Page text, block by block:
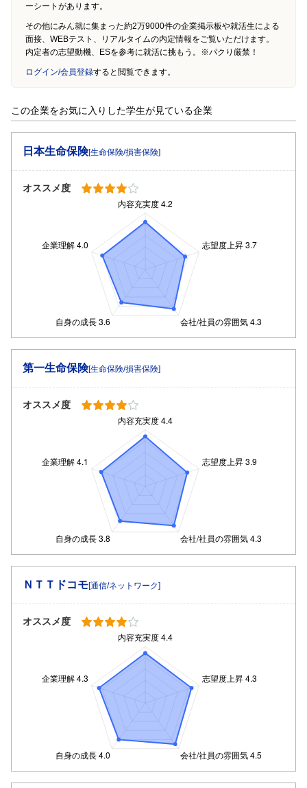
ーシートがあります。
その他にみん就に集まった約2万9000件の企業掲示板や就活生による
面接、WEBテスト、リアルタイムの内定情報をご覧いただけます。
内定者の志望動機、ESを参考に就活に挑もう。※パクり厳禁！
ログイン/会員登録すると閲覧できます。
この企業をお気に入りした学生が見ている企業
日本生命保険[生命保険/損害保険]
オススメ度
第一生命保険[生命保険/損害保険]
オススメ度
ＮＴＴドコモ[通信/ネットワーク]
オススメ度